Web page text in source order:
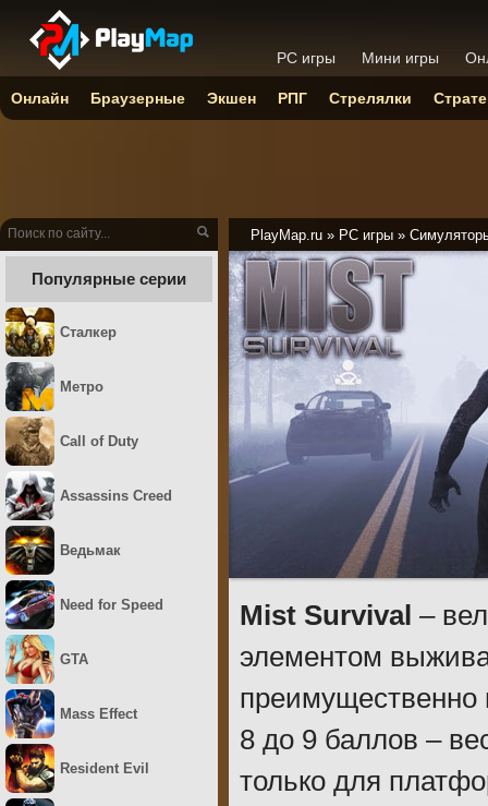
PlayMap.ru » PC игры »
Mist Survival –
элементом
преимущественно
8 до 9 баллов –
только для
Популярные серии
Сталкер
Метро
Call of Duty
Assassins Creed
Ведьмак
Need for Speed
GTA
Mass Effect
Resident Evil
PC игры Мини игры
Онлайн Браузерные Экшен РПГ Стрелялки